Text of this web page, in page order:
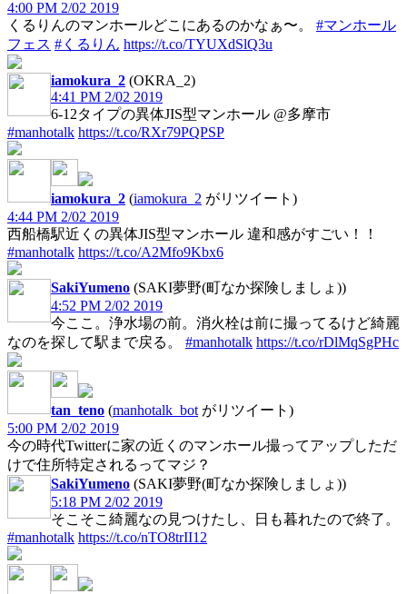
4:00 PM 2/02 2019
くるりんのマンホールどこにあるのかなぁ〜。 #マンホール
フェス #くるりん https://t.co/TYUXdSlQ3u
iamokura_2 (OKRA_2)
4:41 PM 2/02 2019
6-12タイプの異体JIS型マンホール @多摩市
#manhotalk https://t.co/RXr79PQPSP
iamokura_2 (iamokura_2 がリツイート)
4:44 PM 2/02 2019
西船橋駅近くの異体JIS型マンホール 違和感がすごい！！
#manhotalk https://t.co/A2Mfo9Kbx6
SakiYumeno (SAKI夢野(町なか探険しましょ))
4:52 PM 2/02 2019
今ここ。浄水場の前。消火栓は前に撮ってるけど綺麗
なのを探して駅まで戻る。 #manhotalk https://t.co/rDlMqSgPHc
tan_teno (manhotalk_bot がリツイート)
5:00 PM 2/02 2019
今の時代Twitterに家の近くのマンホール撮ってアップしただ
けで住所特定されるってマジ？
SakiYumeno (SAKI夢野(町なか探険しましょ))
5:18 PM 2/02 2019
そこそこ綺麗なの見つけたし、日も暮れたので終了。
#manhotalk https://t.co/nTO8trII12